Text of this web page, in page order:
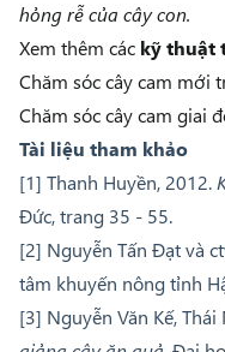
hỏng rễ của cây con.
Xem thêm các kỹ thuật
Chăm sóc cây cam mới
Chăm sóc cây cam giai
Tài liệu tham khảo
[1] Thanh Huyền, 2012.
Đức, trang 35 - 55.
[2] Nguyễn Tấn Đạt và
tâm khuyến nông tỉnh
[3] Nguyễn Văn Kế,